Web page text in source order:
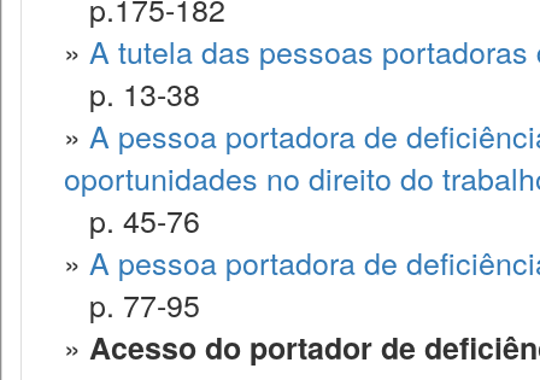
» A tutela das pessoas
p. 13-38
» A pessoa portadora de
oportunidades no direito do
p. 45-76
» A pessoa portadora de
p. 77-95
» Acesso do portador de